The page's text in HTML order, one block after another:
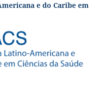
e do Caribe em